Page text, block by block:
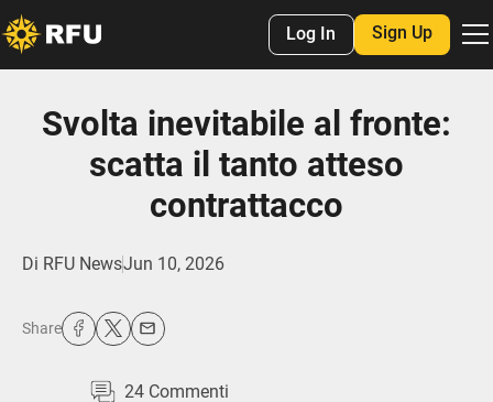
Log In Sign Up
Svolta inevitabile al fronte:
scatta il tanto atteso
contrattacco
Di RFU NewsJun 10, 2026
Share
24 Commenti